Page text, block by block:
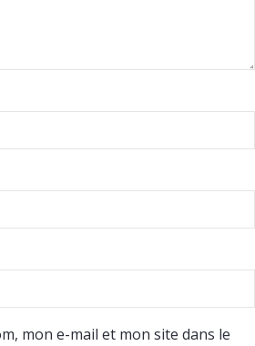
mon e-mail et mon site dans le